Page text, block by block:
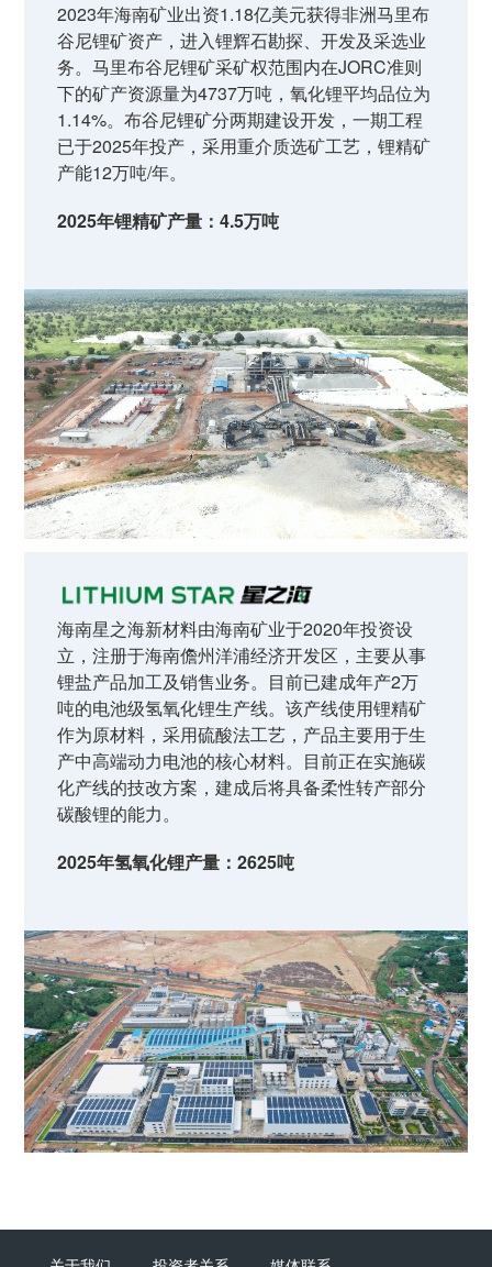
2023年海南矿业出资1.18亿美元获得非洲马里布
谷尼锂矿资产，进入锂辉石勘探、开发及采选业
务。马里布谷尼锂矿采矿权范围内在JORC准则
下的矿产资源量为4737万吨，氧化锂平均品位为
1.14%。布谷尼锂矿分两期建设开发，一期工程
已于2025年投产，采用重介质选矿工艺，锂精矿
产能12万吨/年。
2025年锂精矿产量：4.5万吨
海南星之海新材料由海南矿业于2020年投资设
立，注册于海南儋州洋浦经济开发区，主要从事
锂盐产品加工及销售业务。目前已建成年产2万
吨的电池级氢氧化锂生产线。该产线使用锂精矿
作为原材料，采用硫酸法工艺，产品主要用于生
产中高端动力电池的核心材料。目前正在实施碳
化产线的技改方案，建成后将具备柔性转产部分
碳酸锂的能力。
2025年氢氧化锂产量：2625吨